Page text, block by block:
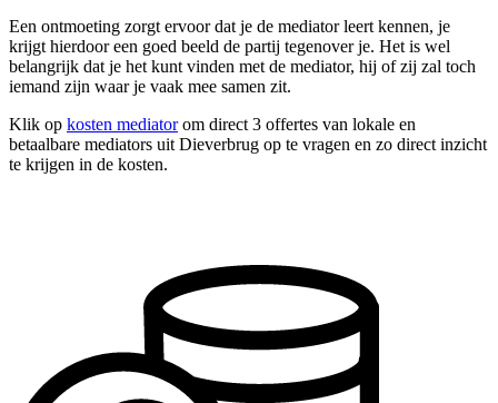
Een ontmoeting zorgt ervoor dat je de mediator leert kennen, je
krijgt hierdoor een goed beeld de partij tegenover je. Het is wel
belangrijk dat je het kunt vinden met de mediator, hij of zij zal toch
iemand zijn waar je vaak mee samen zit.
Klik op kosten mediatorom direct 3 offertes van lokale en
betaalbare mediators uit Dieverbrug op te vragen en zo direct inzicht
te krijgen in de kosten.